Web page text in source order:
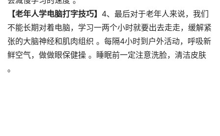
【老年人学电脑打字技巧】 4、最后对于老年人来说，我们
不能长期对着电脑，学习一两个小时就要出去走走，缓解紧
张的大脑神经和肌肉组织 。每隔4小时到户外活动，呼吸新
鲜空气，做做眼保健操 。睡眠前一定注意洗脸，清洁皮肤
。